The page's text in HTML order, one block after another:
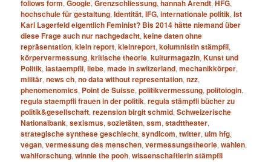
follows form,Google,Grenzschliessung,hannah Arendt,HFG,
hochschule für gestaltung,Identität,IFG,internationale politik,Ist
Karl Lagerfeld eigentlich Feminist? Bis 2014 hätte niemand über
diese Frage auch nur nachgedacht,keine daten ohne
repräsentation,klein report,kleinreport,kolumnistin stämpfli,
körpervermessung,kritische theorie,kulturmagazin,Kunst und
Politik,lastaempfli,liebe,made in switzerland,mechanikkörper,
militär,news ch,no data without representation,nzz,
phenomenomics, Point de Suisse,politikvermessung,politologin,
regula staempfli frauen in der politik,regula stämpfli bücher zu
politik&gesellschaft,rezension birgit schmid,Schweizerische
Nationalbank,sexismus,sozietäten,ssm,stadttheater,
strategische synthese geschlecht,syndicom,twitter,ulm hfg,
vegan,vermessung des menschen,vermessungstheorie,wahlen,
wahlforschung,winnie the pooh,wissenschaftlerin stämpfli